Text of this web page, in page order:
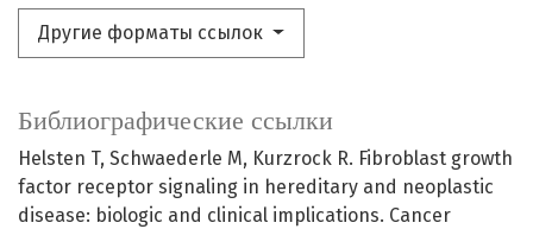
Другие форматы ссылок
Библиографические ссылки
Helsten T, Schwaederle M, Kurzrock R. Fibroblast growth
factor receptor signaling in hereditary and neoplastic
disease: biologic and clinical implications. Cancer